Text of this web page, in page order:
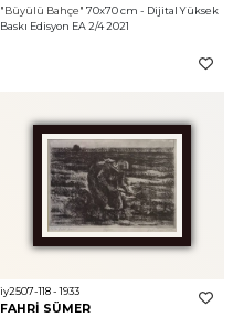
"Büyülü Bahçe" 70x70 cm - Dijital Yüksek
Baskı Edisyon EA 2/4 2021
iy2507-118 - 1933
FAHRİ SÜMER